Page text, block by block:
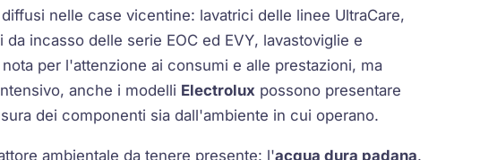
nelle case vicentine: lavatrici delle linee UltraCare,
da incasso delle serie EOC ed EVY, lavastoviglie e
per l'attenzione ai consumi e alle prestazioni, ma
anche i modelli Electrolux possono presentare
dei componenti sia dall'ambiente in cui operano.
ambientale da tenere presente: l'acqua dura padana.